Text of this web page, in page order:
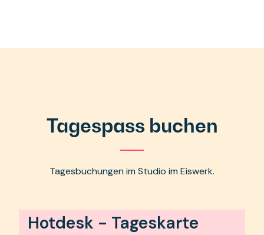
Tagespass buchen
Tagesbuchungen im Studio im Eiswerk.
Hotdesk - Tageskarte